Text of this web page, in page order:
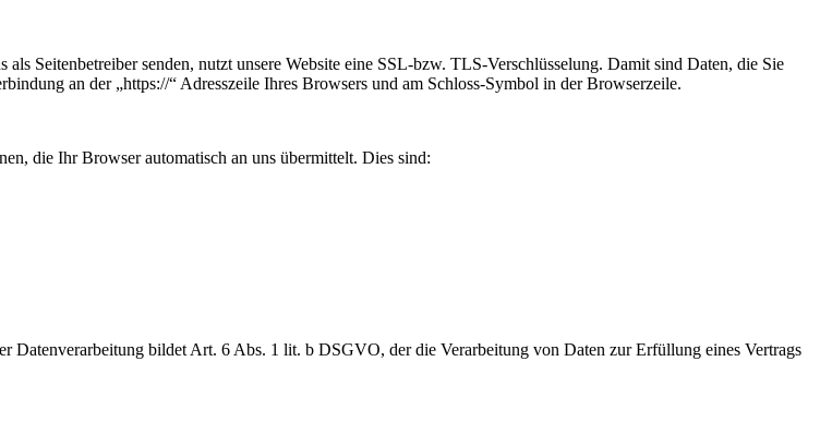
Seitenbetreiber senden, nutzt unsere Website eine SSL-bzw. TLS-Verschlüsselung. Damit sind Daten, die Sie
an der „https://“ Adresszeile Ihres Browsers und am Schloss-Symbol in der Browserzeile.
die Ihr Browser automatisch an uns übermittelt. Dies sind:
Datenverarbeitung bildet Art. 6 Abs. 1 lit. b DSGVO, der die Verarbeitung von Daten zur Erfüllung eines Vertrags